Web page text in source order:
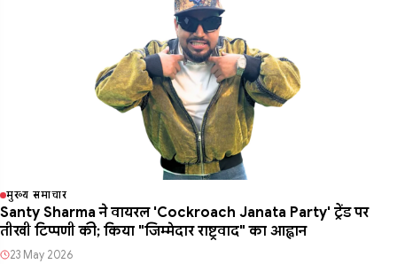
मुख्य समाचार
Santy Sharma ने वायरल 'Cockroach Janata Party' ट्रेंड पर
तीखी टिप्पणी की; किया "जिम्मेदार राष्ट्रवाद" का आह्वान
23 May 2026